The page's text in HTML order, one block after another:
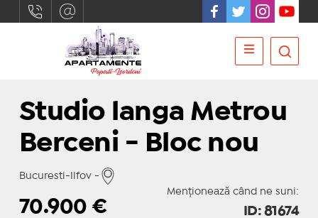
Studio langa Metrou
Berceni - Bloc nou
Bucuresti-Ilfov -
Menționează când ne suni:
70.900€ ID: 81674